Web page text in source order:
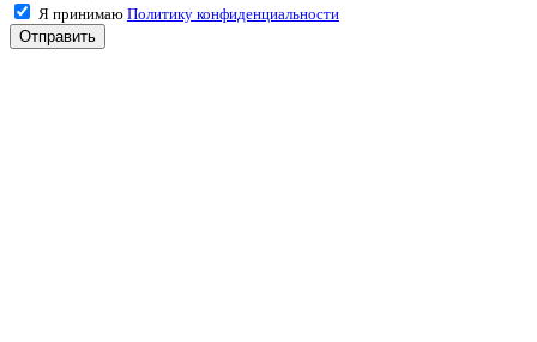
Я принимаю Политику конфиденциальности
Отправить